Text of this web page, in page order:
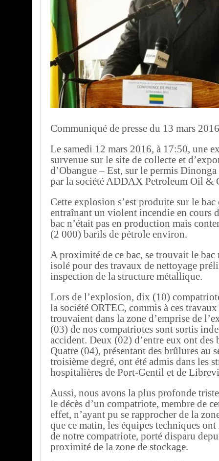
Communiqué de presse du 13 mars 2016
Le samedi 12 mars 2016, à 17:50, une
survenue sur le site de collecte et
d’Obangue – Est, sur le permis
par la société ADDAX Petroleum Oil &
Cette explosion s’est produite sur le bac
entraînant un violent incendie en cours
bac n’était pas en production mais
(2 000) barils de pétrole environ.
A proximité de ce bac, se trouvait le bac
isolé pour des travaux de nettoyage
inspection de la structure métallique.
Lors de l’explosion, dix (10)
la société ORTEC, commis à ces
trouvaient dans la zone d’emprise de
(03) de nos compatriotes sont sortis
accident. Deux (02) d’entre eux ont des
Quatre (04), présentant des brûlures au
troisième degré, ont été admis dans les
hospitalières de Port-Gentil et de
Aussi, nous avons la plus profonde
le décès d’un compatriote, membre de
effet, n’ayant pu se rapprocher de la
que ce matin, les équipes techniques
de notre compatriote, porté disparu
proximité de la zone de stockage.